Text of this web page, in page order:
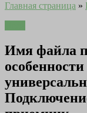
Главная страница »
Имя файла